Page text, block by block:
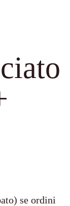
se ordini